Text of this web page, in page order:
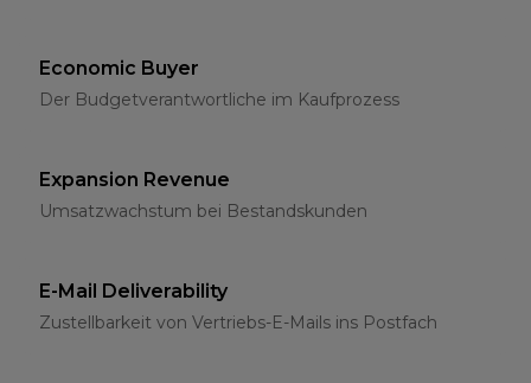
Economic Buyer
Der Budgetverantwortliche im Kaufprozess
Expansion Revenue
Umsatzwachstum bei Bestandskunden
E-Mail Deliverability
Zustellbarkeit von Vertriebs-E-Mails ins Postfach